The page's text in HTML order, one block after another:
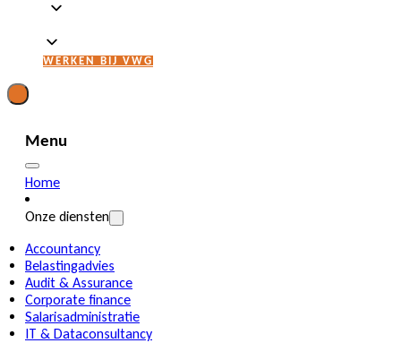
WERKEN BIJ VWG
Menu
Home
Onze diensten
Accountancy
Belastingadvies
Audit & Assurance
Corporate finance
Salarisadministratie
IT & Dataconsultancy